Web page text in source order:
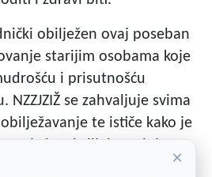
obilježen ovaj poseban
starijim osobama koje
i prisutnošću
NZZJZIŽ se zahvaljuje svima
te ističe kako je
glavni cilj: izgradnju
i jačanje poštovanja×